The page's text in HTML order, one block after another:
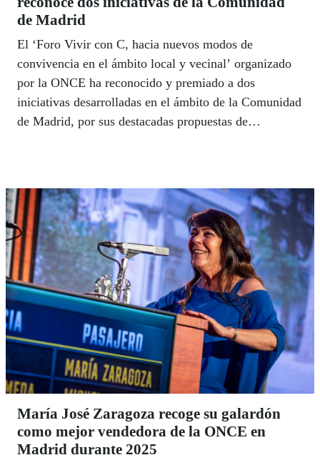
de Madrid
El ‘Foro Vivir con C, hacia nuevos modos de
convivencia en el ámbito local y vecinal’ organizado
por la ONCE ha reconocido y premiado a dos
iniciativas desarrolladas en el ámbito de la Comunidad
de Madrid, por sus destacadas propuestas de
María José Zaragoza recoge su galardón
como mejor vendedora de la ONCE en
Madrid durante 2025